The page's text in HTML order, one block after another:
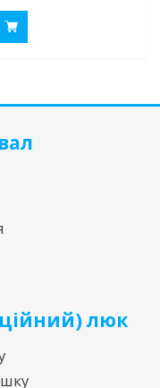
люк